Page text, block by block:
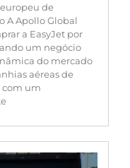
de
A Apollo Global
a EasyJet por
um negócio
do mercado
aéreas de
com um